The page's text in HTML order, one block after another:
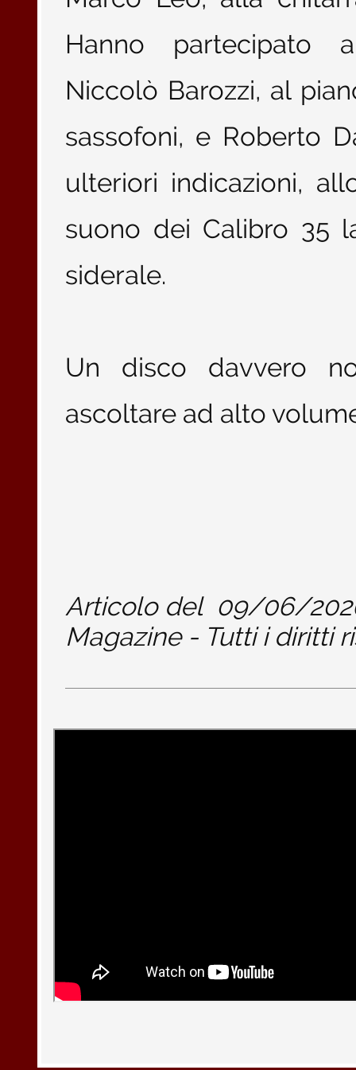
Hanno partecipato
Niccolò Barozzi, al
sassofoni, e Roberto
ulteriori indicazioni,
suono dei Calibro 35
siderale.
Un disco davvero
ascoltare ad alto
Articolo del 09/06/
Magazine - Tutti i diritti